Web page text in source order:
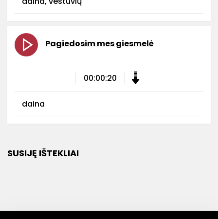
Pagiedosim mes giesmelė
00:00:20
daina
SUSIJĘ IŠTEKLIAI